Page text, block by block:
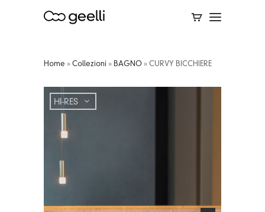
Home » Collezioni » BAGNO » CURVY BICCHIERE
HI-RES